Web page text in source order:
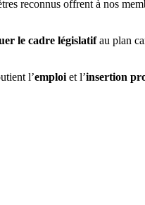
reconnus offrent à nos
le cadre législatifau plan
l’emploi et l’insertion